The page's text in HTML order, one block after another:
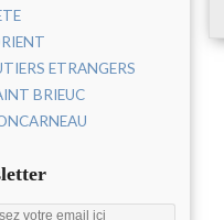
ETRANGERS
BRIEUC